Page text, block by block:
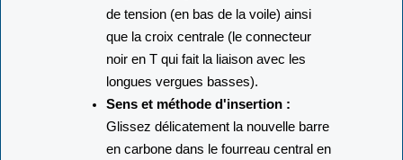
de tension (en bas de la voile) ainsi
que la croix centrale (le connecteur
noir en T qui fait la liaison avec les
longues vergues basses).
Sens et méthode d'insertion :
Glissez délicatement la nouvelle barre
en carbone dans le fourreau central en